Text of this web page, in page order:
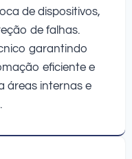
de dispositivos,
de falhas.
garantindo
eficiente e
áreas internas e